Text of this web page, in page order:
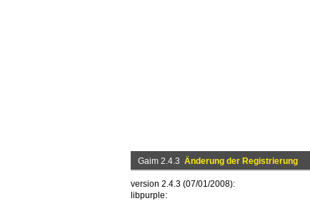
Gaim 2.4.3 Änderung der Registrierung
version 2.4.3 (07/01/2008):
libpurple: